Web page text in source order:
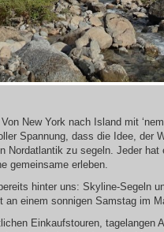
New York nach Island mit
Spannung, dass die Idee, der
Nordatlantik zu segeln. Jeder
gemeinsame erleben.
hinter uns: Skyline-Segeln
an einem sonnigen Samstag im
Einkaufstouren, tagelangen